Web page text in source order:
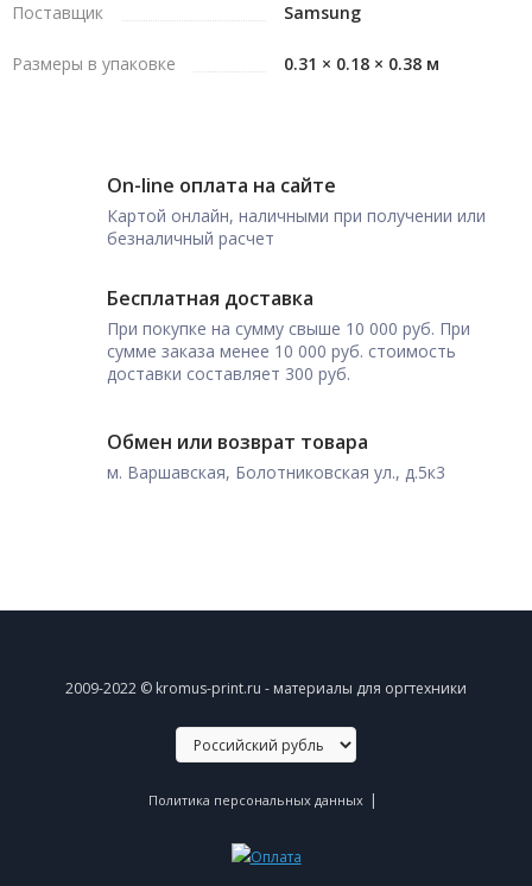
Поставщик Samsung
Размеры в упаковке 0.31 × 0.18 × 0.38 м
On-line оплата на сайте
Картой онлайн, наличными при получении или
безналичный расчет
Бесплатная доставка
При покупке на сумму свыше 10 000 руб. При
сумме заказа менее 10 000 руб. стоимость
доставки составляет 300 руб.
Обмен или возврат товара
м. Варшавская, Болотниковская ул., д.5к3
2009-2022 © kromus-print.ru - материалы для оргтехники
Политика персональных данных |